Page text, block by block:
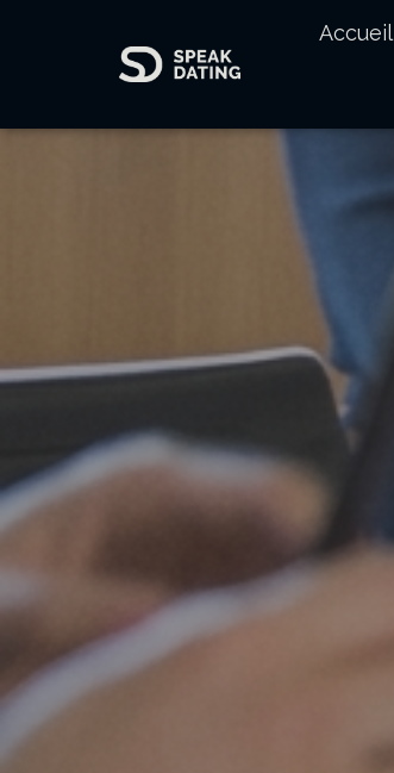
Accueil